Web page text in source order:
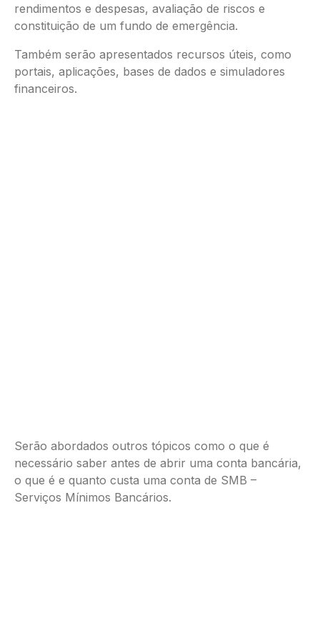
rendimentos e despesas, avaliação de riscos e
constituição de um fundo de emergência.
Também serão apresentados recursos úteis, como
portais, aplicações, bases de dados e simuladores
financeiros.
Serão abordados outros tópicos como o que é
necessário saber antes de abrir uma conta bancária,
o que é e quanto custa uma conta de SMB –
Serviços Mínimos Bancários.